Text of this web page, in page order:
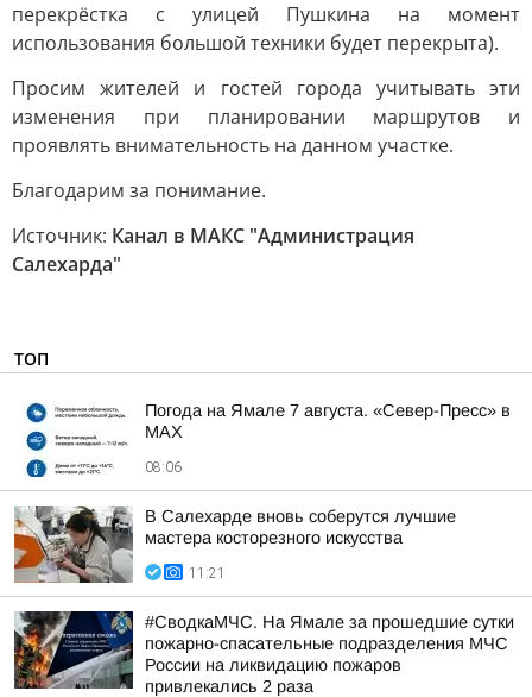
перекрёстка с улицей Пушкина на момент
использования большой техники будет перекрыта).
Просим жителей и гостей города учитывать эти
изменения при планировании маршрутов и
проявлять внимательность на данном участке.
Благодарим за понимание.
Источник: Канал в МАКС "Администрация
Салехарда"
ТОП
Погода на Ямале 7 августа. «Север-Пресс» в
MAX
08:06
В Салехарде вновь соберутся лучшие
мастера косторезного искусства
11:21
#СводкаМЧС. На Ямале за прошедшие сутки
пожарно-спасательные подразделения МЧС
России на ликвидацию пожаров
привлекались 2 раза